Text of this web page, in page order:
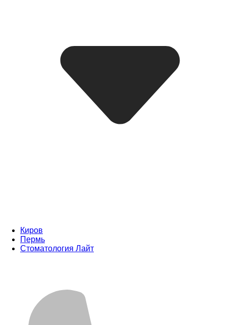
Киров
Пермь
Стоматология Лайт